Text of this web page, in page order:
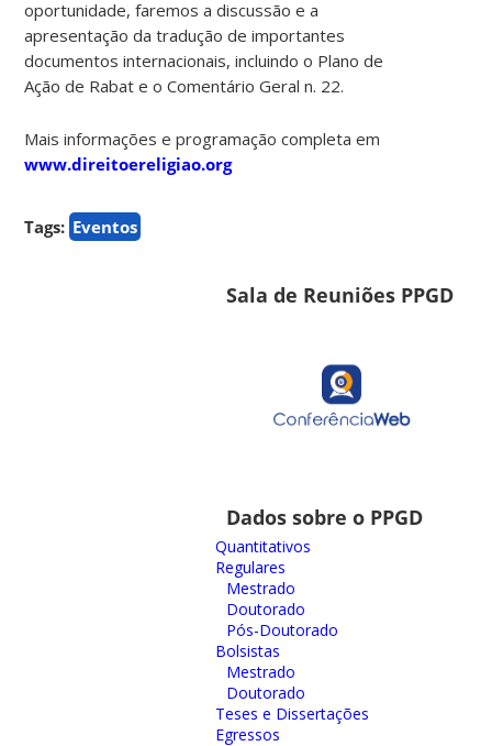
oportunidade, faremos a discussão e a
apresentação da tradução de importantes
documentos internacionais, incluindo o Plano de
Ação de Rabat e o Comentário Geral n. 22.
Mais informações e programação completa em
www.direitoereligiao.org
Tags: Eventos
Sala de Reuniões PPGD
Dados sobre o PPGD
Quantitativos
Regulares
Mestrado
Doutorado
Pós-Doutorado
Bolsistas
Mestrado
Doutorado
Teses e Dissertações
Egressos